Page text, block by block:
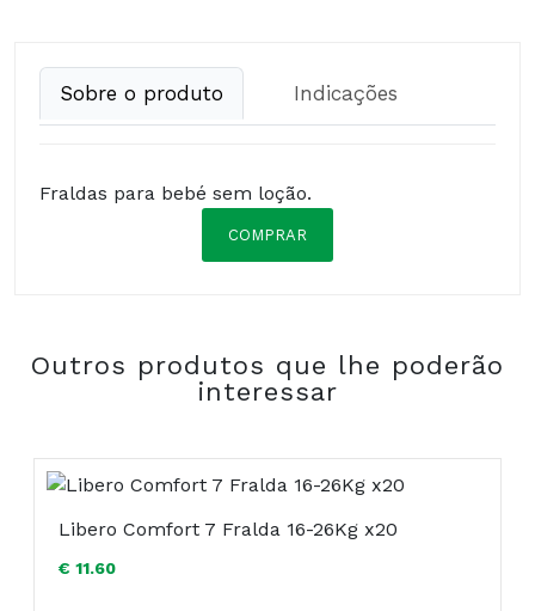
Sobre o produto Indicações
Fraldas para bebé sem loção.
COMPRAR
Outros produtos que lhe poderão
interessar
Libero Comfort 7 Fralda 16-26Kg x20
€ 11.60